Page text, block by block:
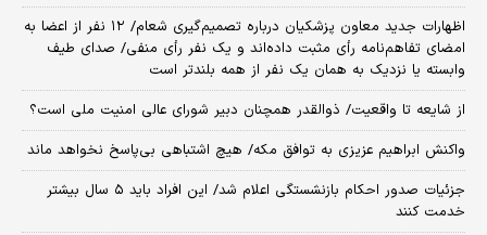
اظهارات جدید معاون پزشکیان درباره تصمیم‌گیری شعام/ ۱۲ نفر از اعضا به
امضای تفاهم‌نامه رأی مثبت داده‌اند و یک نفر رأی منفی/ صدای طیف
وابسته یا نزدیک به همان یک نفر از همه بلندتر است
از شایعه تا واقعیت/ ذوالقدر همچنان دبیر شورای ‌عالی امنیت ملی است؟
واکنش ابراهیم عزیزی به توافق مکه/ هیچ اشتباهی بی‌پاسخ نخواهد ماند
جزئیات صدور احکام بازنشستگی اعلام شد/ این افراد باید ۵ سال بیشتر
خدمت کنند